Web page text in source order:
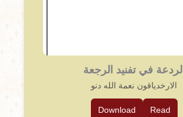
الردعة في تفنيد الرجعة
الارخدياقون نعمة الله دنو
Read
Download